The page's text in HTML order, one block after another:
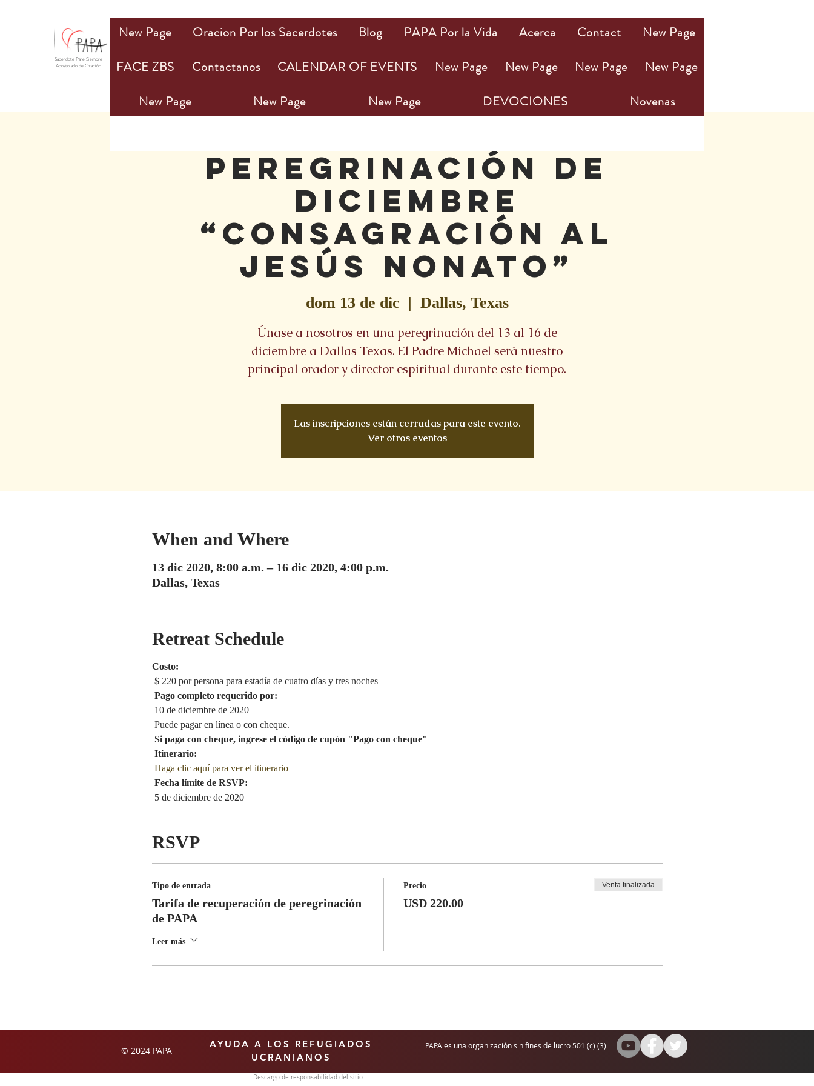
PEREGRINACIÓN DE
DICIEMBRE
“Consagración al
Jesús nonato”
dom 13 de dic
  |
Dallas, Texas
Únase a nosotros en una peregrinación del 13 al 16 de
diciembre a Dallas Texas. El Padre Michael será nuestro
principal orador y director espiritual durante este tiempo.
Las inscripciones están cerradas para este evento.
Ver otros eventos
When and Where
13 dic 2020, 8:00 a.m. – 16 dic 2020, 4:00 p.m.
Dallas, Texas
Retreat Schedule
Costo:
$ 220 por persona para estadía de cuatro días y tres noches
Pago completo requerido por:
10 de diciembre de 2020
Puede pagar en línea o con cheque.
Si paga con cheque, ingrese el código de cupón "Pago con cheque"
Itinerario:
Haga clic aquí para ver el itinerario
Fecha límite de RSVP:
5 de diciembre de 2020
RSVP
Tipo de entrada
Tarifa de recuperación de peregrinación
de PAPA
Leer más
Precio
USD 220.00
Venta finalizada
New Page Oracion Por los Sacerdotes Blog PAPA Por la Vida Acerca Contact
New Page
FACE ZBS
Contactanos CALENDAR OF EVENTS New Page New Page New Page
New Page
New Page
New Page New Page DEVOCIONES Novenas
Sacerdote Pare Siempre
Apostolado de Oración
© 2024 PAPA
AYUDA A LOS REFUGIADOS
UCRANIANOS
PAPA es una organización sin fines de lucro 501 (c) (3)
Descargo de responsabilidad del sitio